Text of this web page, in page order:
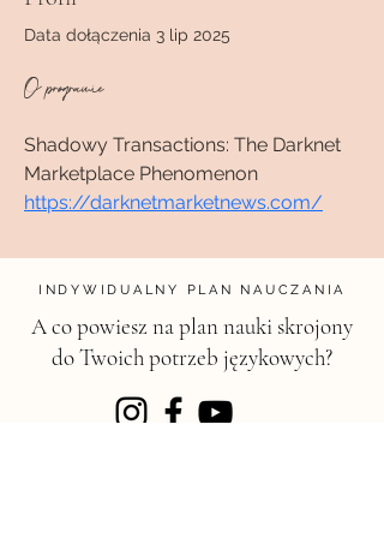
Data dołączenia 3 lip 2025
O programie
Shadowy Transactions: The Darknet
Marketplace Phenomenon
https://darknetmarketnews.com/
INDYWIDUALNY PLAN NAUCZANIA
A co powiesz na plan nauki skrojony
do Twoich potrzeb językowych?